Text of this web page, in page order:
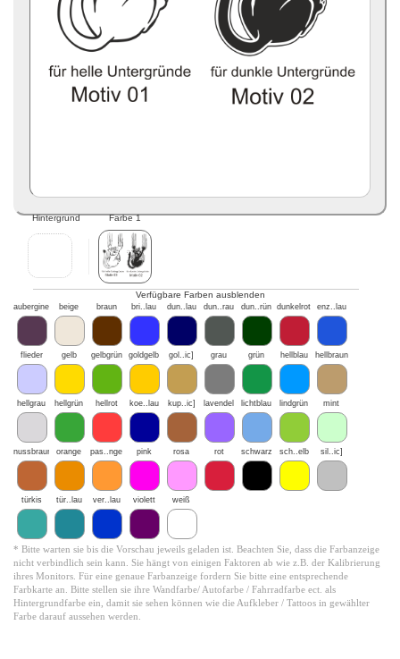
Hintergrund Farbe 1
Verfügbare Farben ausblenden
aubergine beige braun bri..lau dun..lau dun..rau dun..rün dunkelrot enz..lau
flieder gelb gelbgrün goldgelb gol..ic] grau grün hellblau hellbraun
hellgrau hellgrün hellrot koe..lau kup..ic] lavendel lichtblau lindgrün mint
nussbraun orange pas..nge pink rosa rot schwarz sch..elb sil..ic]
türkis tür..lau ver..lau violett weiß
* Bitte warten sie bis die Vorschau jeweils geladen ist. Beachten Sie, dass die Farbanzeige
nicht verbindlich sein kann. Sie hängt von einigen Faktoren ab wie z.B. der Kalibrierung
ihres Monitors. Für eine genaue Farbanzeige fordern Sie bitte eine entsprechende
Farbkarte an. Bitte stellen sie ihre Wandfarbe/ Autofarbe / Fahrradfarbe ect. als
Hintergrundfarbe ein, damit sie sehen können wie die Aufkleber / Tattoos in gewählter
Farbe darauf aussehen werden.